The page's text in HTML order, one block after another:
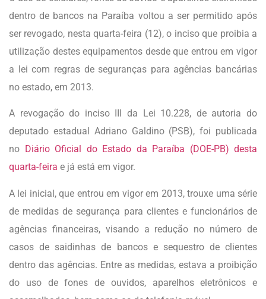
dentro de bancos na Paraíba voltou a ser permitido após
ser revogado, nesta quarta-feira (12), o inciso que proibia a
utilização destes equipamentos desde que entrou em vigor
a lei com regras de seguranças para agências bancárias
no estado, em 2013.
A revogação do inciso III da Lei 10.228, de autoria do
deputado estadual Adriano Galdino (PSB), foi publicada
no Diário Oficial do Estado da Paraíba (DOE-PB) desta
quarta-feira e já está em vigor.
A lei inicial, que entrou em vigor em 2013, trouxe uma série
de medidas de segurança para clientes e funcionários de
agências financeiras, visando a redução no número de
casos de saidinhas de bancos e sequestro de clientes
dentro das agências. Entre as medidas, estava a proibição
do uso de fones de ouvidos, aparelhos eletrônicos e